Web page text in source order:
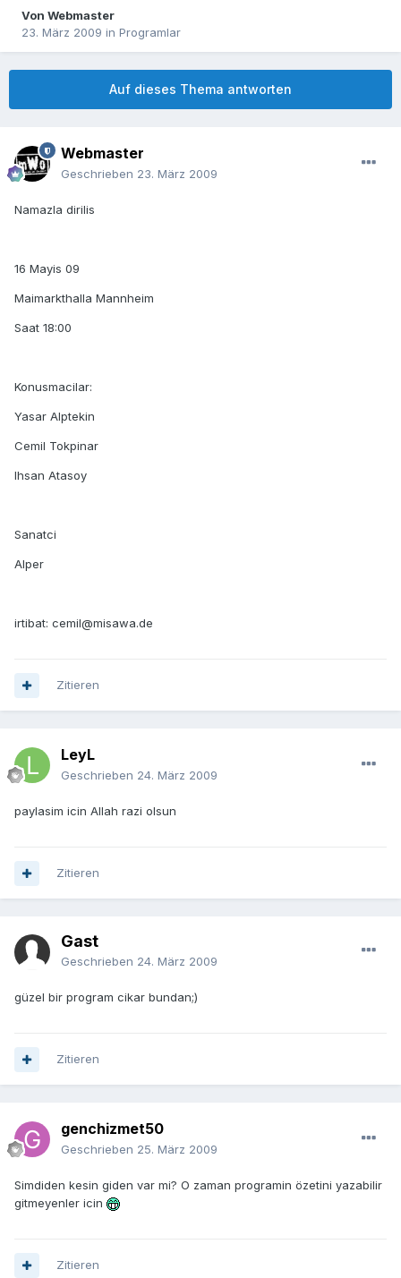
Von Webmaster
23. März 2009 in Programlar
Auf dieses Thema antworten
Webmaster
Geschrieben 23. März 2009
Namazla dirilis
16 Mayis 09
Maimarkthalla Mannheim
Saat 18:00
Konusmacilar:
Yasar Alptekin
Cemil Tokpinar
Ihsan Atasoy
Sanatci
Alper
irtibat: cemil@misawa.de
Zitieren
LeyL
Geschrieben 24. März 2009
paylasim icin Allah razi olsun
Zitieren
Gast
Geschrieben 24. März 2009
güzel bir program cikar bundan;)
Zitieren
genchizmet50
Geschrieben 25. März 2009
Simdiden kesin giden var mi? O zaman programin özetini yazabilir
gitmeyenler icin
Zitieren